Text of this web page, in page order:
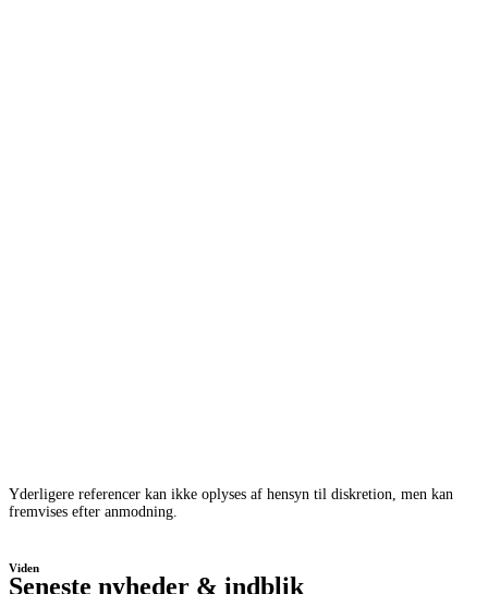
Yderligere referencer kan ikke oplyses af hensyn til diskretion, men kan
fremvises efter anmodning.
Viden
Seneste nyheder & indblik